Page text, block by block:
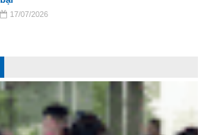
17/07/2026